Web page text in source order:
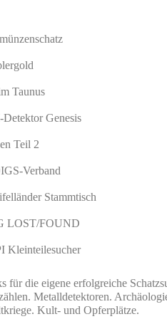
Taunus
Detektor Genesis
Teil 2
Verband
Stammtisch
LOST/FOUND
Kleinteilesucher
für die eigene erfolgreiche
Metalldetektoren.
Kult- und Opferplätze.